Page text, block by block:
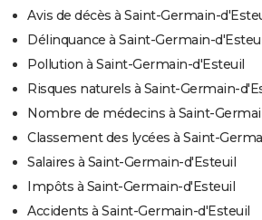
Avis de décès à Saint-Germain-
Délinquance à Saint-Germain-
Pollution à Saint-Germain-d'Esteuil
Risques naturels à Saint-Germain-
Nombre de médecins à Saint-
Classement des lycées à Saint-
Salaires à Saint-Germain-d'Esteuil
Impôts à Saint-Germain-d'Esteuil
Accidents à Saint-Germain-d'Esteuil